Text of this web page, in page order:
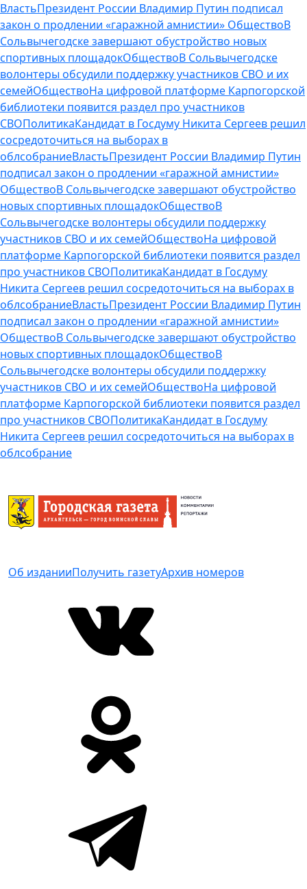
ВластьПрезидент России Владимир Путин подписал
закон о продлении «гаражной амнистии» ОбществоВ
Сольвычегодске завершают обустройство новых
спортивных площадокОбществоВ Сольвычегодске
волонтеры обсудили поддержку участников СВО и их
семейОбществоНа цифровой платформе Карпогорской
библиотеки появится раздел про участников
СВОПолитикаКандидат в Госдуму Никита Сергеев решил
сосредоточиться на выборах в
облсобраниеВластьПрезидент России Владимир Путин
подписал закон о продлении «гаражной амнистии»
ОбществоВ Сольвычегодске завершают обустройство
новых спортивных площадокОбществоВ
Сольвычегодске волонтеры обсудили поддержку
участников СВО и их семейОбществоНа цифровой
платформе Карпогорской библиотеки появится раздел
про участников СВОПолитикаКандидат в Госдуму
Никита Сергеев решил сосредоточиться на выборах в
облсобраниеВластьПрезидент России Владимир Путин
подписал закон о продлении «гаражной амнистии»
ОбществоВ Сольвычегодске завершают обустройство
новых спортивных площадокОбществоВ
Сольвычегодске волонтеры обсудили поддержку
участников СВО и их семейОбществоНа цифровой
платформе Карпогорской библиотеки появится раздел
про участников СВОПолитикаКандидат в Госдуму
Никита Сергеев решил сосредоточиться на выборах в
облсобрание
Об изданииПолучить газетуАрхив номеров